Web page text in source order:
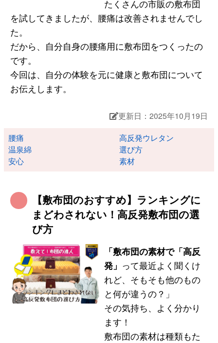
たくさんの市販の敷布団
を試してきましたが、腰痛は改善されませんでし
た。
だから、自分自身の腰痛用に敷布団をつくったの
です。
今回は、自分の体験を元に健康と敷布団について
お伝えします。
更新日：2025年10月19日
腰痛
高反発ウレタン
温泉綿
選び方
安心
素材
【敷布団のおすすめ】ランキングに
まどわされない！高反発敷布団の選
び方
「敷布団の素材で「高反
発」 って最近よく聞くけ
れど、そもそも他のもの
と何が違うの？」
その気持ち、よく分かり
ます！
敷布団の素材は種類もた